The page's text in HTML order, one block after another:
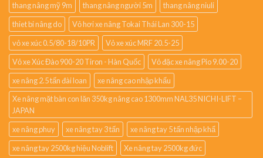
thang nâng mỹ 9m
thang nâng người 5m
thang nâng niuli
thiet bi nâng do
Vỏ hơi xe nâng Tokai Thái Lan 300-15
vỏ xe xúc 0.5/80-18/10PR
Vỏ xe xúc MRF 20.5-25
Vỏ xe Xúc Đào 900-20 Tiron - Hàn Quốc
Vỏ đặc xe nâng Pio 9.00-20
xe nâng 2.5 tấn đài loan
xe nâng cao nhập khẩu
Xe nâng mặt bàn con lăn 350kg nâng cao 1300mm NAL35 NICHI-LIFT –
JAPAN
xe nâng phuy
xe nâng tay 3 tấn
xe nâng tay 5 tấn nhập khẩ
xe nâng tay 2500kg hiệu Noblift
Xe nâng tay 2500kg đức